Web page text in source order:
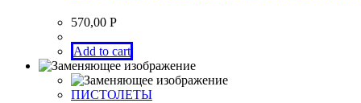
570,00 Р
Add to cart
ПИСТОЛЕТЫ